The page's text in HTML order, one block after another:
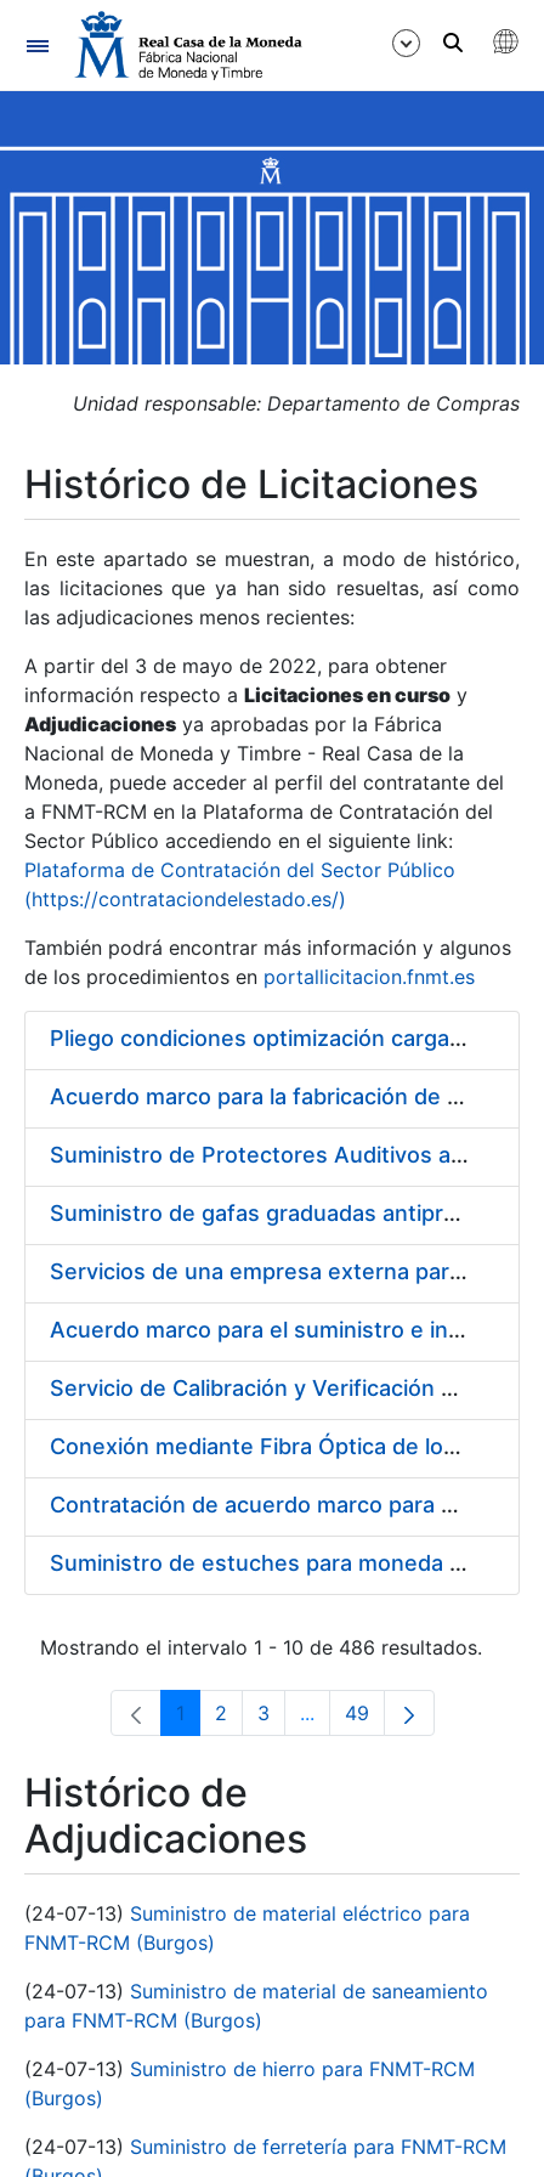
Navegación
Mostrar/Ocultar
Mostrar/Ocultar
Mostrar/Ocultar
Mostrar/Ocultar
Mostrar/Ocultar
Mostrar/Ocultar
Unidad responsable: Departamento de Compras
Histórico de Licitaciones
En este apartado se muestran, a modo de histórico,
las licitaciones que ya han sido resueltas, así como
las adjudicaciones menos recientes:
A partir del 3 de mayo de 2022, para obtener
información respecto a Licitaciones en curso y
Adjudicaciones ya aprobadas por la Fábrica
Nacional de Moneda y Timbre - Real Casa de la
Moneda, puede acceder al perfil del contratante del
a FNMT-RCM en la Plataforma de Contratación del
Sector Público accediendo en el siguiente link:
Plataforma de Contratación del Sector Público
(https://contrataciondelestado.es/)
También podrá encontrar más información y algunos
de los procedimientos en portallicitacion.fnmt.es
Pliego condiciones optimización cargas compras firmado
Acuerdo marco para la fabricación de piezas
Suministro de Protectores Auditivos a medida para las personas trabajadoras de los Centros de Trabajo de Madrid y Burgos
Suministro de gafas graduadas antiproyecciones para los trabajadores de la FNMT-RCM en los centros de trabajo de Madrid y Burgos
Servicios de una empresa externa para el asesoramiento y resolución de los recursos de alzada que se presentan relacionados con procesos de selección para la FNMT-RCM
Acuerdo marco para el suministro e instalación de persianas, estores y otros complementos
Servicio de Calibración y Verificación Externa de los Equipos de Medición del Servicio de Prevención de la FNMT-RCM
Conexión mediante Fibra Óptica de los Centros de Proceso de Datos (CPDs) de las sedes de la FNMT-RCM de Burgos y Madrid
Contratación de acuerdo marco para el Suministro de Material de Electricidad para la Fábrica Nacional de Moneda y Timbre-Real Casa de la Moneda en su centro de trabajo de Burgos
Suministro de estuches para moneda de 30 €
Mostrando el intervalo 1 - 10 de 486 resultados.
Página
1 Página
2 Página
3 ...Páginas intermedias Use
Página
49
Histórico de
Adjudicaciones
(24-07-13) Suministro de material eléctrico para
FNMT-RCM (Burgos)
(24-07-13) Suministro de material de saneamiento
para FNMT-RCM (Burgos)
(24-07-13) Suministro de hierro para FNMT-RCM
(Burgos)
(24-07-13) Suministro de ferretería para FNMT-RCM